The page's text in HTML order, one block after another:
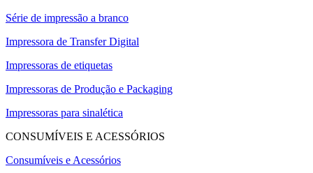
Série de impressão a branco
Impressora de Transfer Digital
Impressoras de etiquetas
Impressoras de Produção e Packaging
Impressoras para sinalética
CONSUMÍVEIS E ACESSÓRIOS
Consumíveis e Acessórios